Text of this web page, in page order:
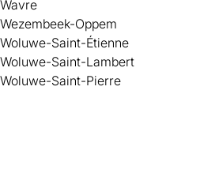
Oppem
Saint-Étienne
Saint-Lambert
Saint-Pierre